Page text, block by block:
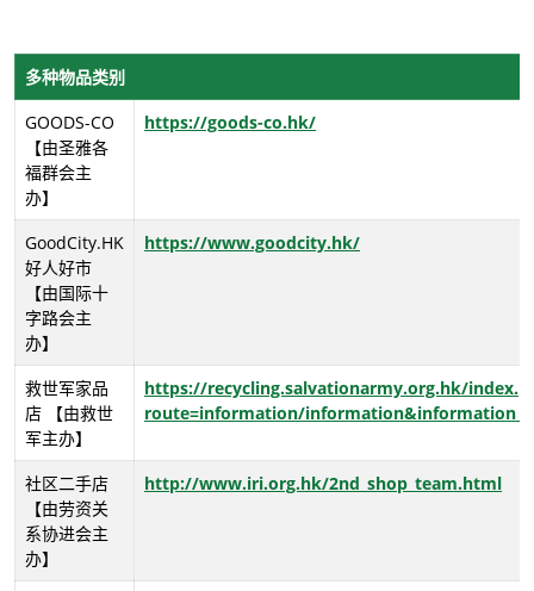
多种物品类别
GOODS-CO
【由圣雅各
福群会主
办】
https://goods-co.hk/
GoodCity.HK
好人好市
【由国际十
字路会主
办】
https://www.goodcity.hk/
救世军家品
店 【由救世
军主办】
https://recycling.salvationarmy.org.hk/
route=information/
社区二手店
【由劳资关
系协进会主
办】
http://www.iri.org.hk/2nd_shop_team.html